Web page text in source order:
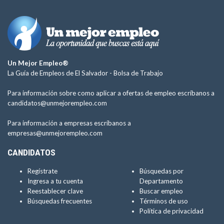
Un Mejor Empleo®
La Guía de Empleos de El Salvador - Bolsa de Trabajo
Para información sobre como aplicar a ofertas de empleo escríbanos a
candidatos@unmejorempleo.com
Para información a empresas escríbanos a
empresas@unmejorempleo.com
CANDIDATOS
Regístrate
Ingresa a tu cuenta
Reestablecer clave
Búsquedas frecuentes
Búsquedas por
Departamento
Buscar empleo
Términos de uso
Política de privacidad